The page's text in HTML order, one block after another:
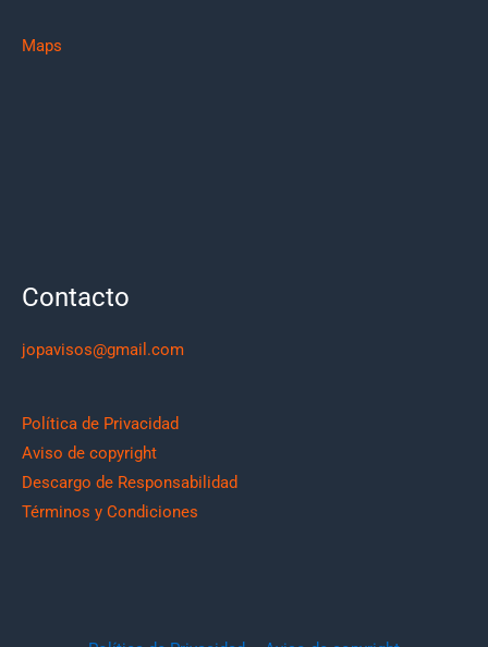
Maps
Contacto
jopavisos@gmail.com
Política de Privacidad
Aviso de copyright
Descargo de Responsabilidad
Términos y Condiciones